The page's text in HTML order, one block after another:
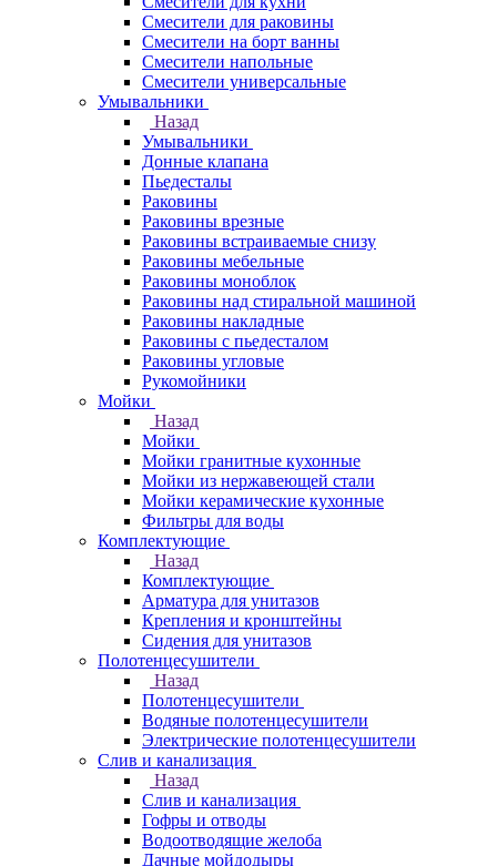
Смесители для раковины
Смесители на борт ванны
Смесители напольные
Смесители универсальные
Умывальники
Назад
Умывальники
Донные клапана
Пьедесталы
Раковины
Раковины врезные
Раковины встраиваемые снизу
Раковины мебельные
Раковины моноблок
Раковины над стиральной машиной
Раковины накладные
Раковины с пьедесталом
Раковины угловые
Рукомойники
Мойки
Назад
Мойки
Мойки гранитные кухонные
Мойки из нержавеющей стали
Мойки керамические кухонные
Фильтры для воды
Комплектующие
Назад
Комплектующие
Арматура для унитазов
Крепления и кронштейны
Сидения для унитазов
Полотенцесушители
Назад
Полотенцесушители
Водяные полотенцесушители
Электрические полотенцесушители
Слив и канализация
Назад
Слив и канализация
Гофры и отводы
Водоотводящие желоба
Дачные мойдодыры